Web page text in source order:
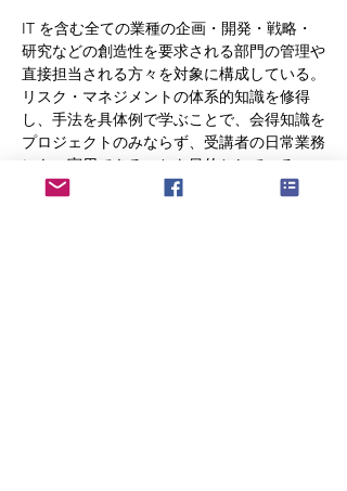
IT を含む全ての業種の企画・開発・戦略・
研究などの創造性を要求される部⾨の管理や
直接担当される⽅々を対象に構成している。
リスク・マネジメントの体系的知識を修得
し、⼿法を具体例で学ぶことで、会得知識を
プロジェクトのみならず、受講者の⽇常業務
にも、実⽤できることを⽬的としている。